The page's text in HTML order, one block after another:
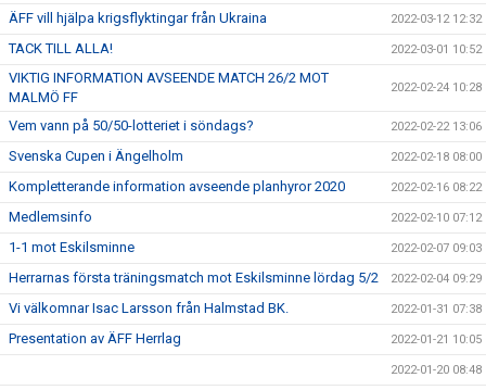
ÄFF vill hjälpa krigsflyktingar från Ukraina 2022-03-12 12:32
TACK TILL ALLA! 2022-03-01 10:52
VIKTIG INFORMATION AVSEENDE MATCH 26/2 MOT
MALMÖ FF
2022-02-24 10:28
Vem vann på 50/50-lotteriet i söndags? 2022-02-22 13:06
Svenska Cupen i Ängelholm 2022-02-18 08:00
Kompletterande information avseende planhyror 2020 2022-02-16 08:22
Medlemsinfo 2022-02-10 07:12
1-1 mot Eskilsminne 2022-02-07 09:03
Herrarnas första träningsmatch mot Eskilsminne lördag 5/2 2022-02-04 09:29
Vi välkomnar Isac Larsson från Halmstad BK. 2022-01-31 07:38
Presentation av ÄFF Herrlag 2022-01-21 10:05
2022-01-20 08:48